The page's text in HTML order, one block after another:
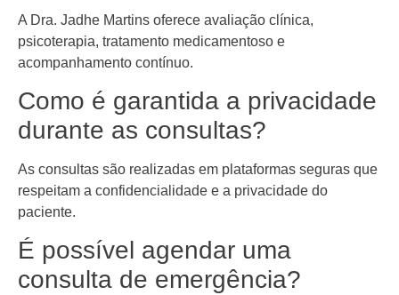
A Dra. Jadhe Martins oferece avaliação clínica,
psicoterapia, tratamento medicamentoso e
acompanhamento contínuo.
Como é garantida a privacidade
durante as consultas?
As consultas são realizadas em plataformas seguras que
respeitam a confidencialidade e a privacidade do
paciente.
É possível agendar uma
consulta de emergência?